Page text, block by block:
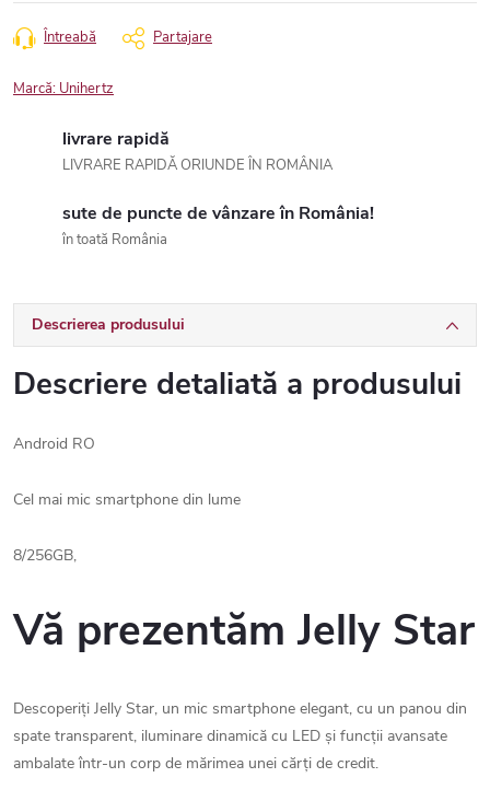
Întreabă Partajare
Marcă: Unihertz
livrare rapidă
LIVRARE RAPIDĂ ORIUNDE ÎN ROMÂNIA
sute de puncte de vânzare în România!
în toată România
Descrierea produsului
Descriere detaliată a produsului
Android RO
Cel mai mic smartphone din lume
8/256GB,
Vă prezentăm Jelly Star
Descoperiți Jelly Star, un mic smartphone elegant, cu un panou din
spate transparent, iluminare dinamică cu LED și funcții avansate
ambalate într-un corp de mărimea unei cărți de credit.